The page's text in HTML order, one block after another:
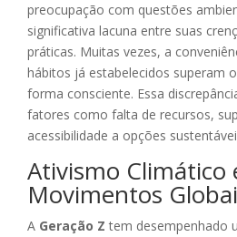
preocupação com questões
significativa lacuna entre suas
práticas. Muitas vezes, a
hábitos já estabelecidos superam
forma consciente. Essa
fatores como falta de recursos,
acessibilidade a opções
Ativismo Climático
Movimentos
A Geração Z tem desempenhado